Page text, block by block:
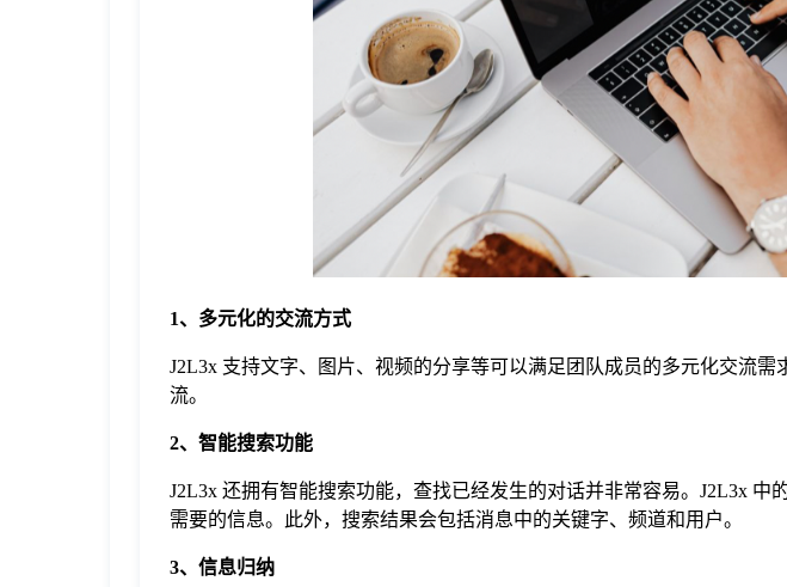
1、多元化的交流方式
J2L3x 支持文字、图片、视频的分享等可以满足团队成员的多元化交流
流。
2、智能搜索功能
J2L3x 还拥有智能搜索功能，查找已经发生的对话并非常容易。J2L3x 中
需要的信息。此外，搜索结果会包括消息中的关键字、频道和用户。
3、信息归纳